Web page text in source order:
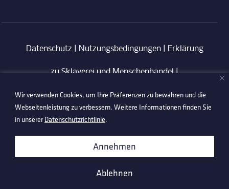
Wir verwenden Cookies, um Ihre Präferenzen zu bewahren und die
Webseitenleistung zu verbessern. Weitere Informationen finden Sie
in unsererDatenschutzrichtlinie.
Ablehnen
Annehmen
Datenschutz Nutzungsbedingungen| Erklärung
zu Sklaverei und Menschenhandel|
Verhaltenskodex für Lieferanten|Anti-
Korruptionsrichtlinie